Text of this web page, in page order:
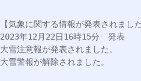
【気象に関する情報が発表されまし
2023年12月22日16時15分　発表
大雪注意報が発表されました。
大雪警報が解除されました。